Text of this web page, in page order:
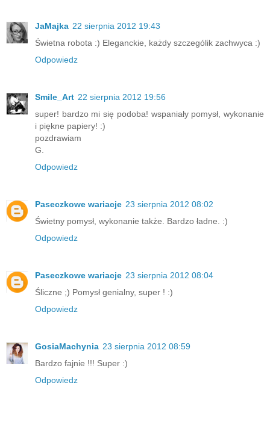
JaMajka 22 sierpnia 2012 19:43
Świetna robota :) Eleganckie, każdy szczególik zachwyca :)
Odpowiedz
Smile_Art 22 sierpnia 2012 19:56
super! bardzo mi się podoba! wspaniały pomysł, wykonanie
i piękne papiery! :)
pozdrawiam
G.
Odpowiedz
Paseczkowe wariacje 23 sierpnia 2012 08:02
Świetny pomysł, wykonanie także. Bardzo ładne. :)
Odpowiedz
Paseczkowe wariacje 23 sierpnia 2012 08:04
Śliczne ;) Pomysł genialny, super ! :)
Odpowiedz
GosiaMachynia 23 sierpnia 2012 08:59
Bardzo fajnie !!! Super :)
Odpowiedz